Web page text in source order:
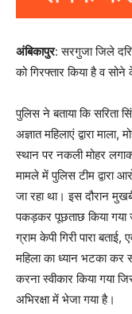
अंबिकापुर: सरगुजा जिले
को गिरफ्तार किया है व
पुलिस ने बताया कि सरिता
अज्ञात महिलाएं द्वारा
स्थान पर नकली मोहर
मामले में पुलिस टीम द्वारा
जा रहा था। इस दौरान
पकड़कर पूछताछ किया गया
ग्राम केपी गिरी पारा
महिला का ध्यान भटका कर
करना स्वीकार किया गया
अभिरक्षा में भेजा गया है।